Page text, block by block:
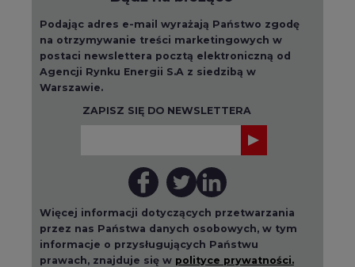
Podając adres e-mail wyrażają Państwo zgodę
na otrzymywanie treści marketingowych w
postaci newslettera pocztą elektroniczną od
Agencji Rynku Energii S.A z siedzibą w
Warszawie.
ZAPISZ SIĘ DO NEWSLETTERA
Więcej informacji dotyczących przetwarzania
przez nas Państwa danych osobowych, w tym
informacje o przysługujących Państwu
prawach, znajduje się w polityce prywatności.